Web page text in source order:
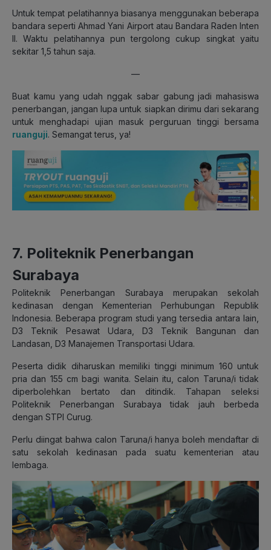
Untuk tempat pelatihannya biasanya menggunakan beberapa
bandara seperti Ahmad Yani Airport atau Bandara Raden Inten
II. Waktu pelatihannya pun tergolong cukup singkat yaitu
sekitar 1,5 tahun saja.
—
Buat kamu yang udah nggak sabar gabung jadi mahasiswa
penerbangan, jangan lupa untuk siapkan dirimu dari sekarang
untuk menghadapi ujian masuk perguruan tinggi bersama
ruanguji. Semangat terus, ya!
7. Politeknik Penerbangan
Surabaya
Politeknik Penerbangan Surabaya merupakan sekolah
kedinasan dengan Kementerian Perhubungan Republik
Indonesia. Beberapa program studi yang tersedia antara lain,
D3 Teknik Pesawat Udara, D3 Teknik Bangunan dan
Landasan, D3 Manajemen Transportasi Udara.
Peserta didik diharuskan memiliki tinggi minimum 160 untuk
pria dan 155 cm bagi wanita. Selain itu, calon Taruna/i tidak
diperbolehkan bertato dan ditindik. Tahapan seleksi
Politeknik Penerbangan Surabaya tidak jauh berbeda
dengan STPI Curug.
Perlu diingat bahwa calon Taruna/i hanya boleh mendaftar di
satu sekolah kedinasan pada suatu kementerian atau
lembaga.